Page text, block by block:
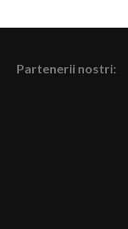
Partenerii nostri: